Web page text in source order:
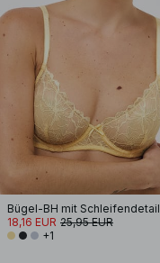
Bügel-BH mit Schleifendetail
18,16 EUR 25,95 EUR
+1